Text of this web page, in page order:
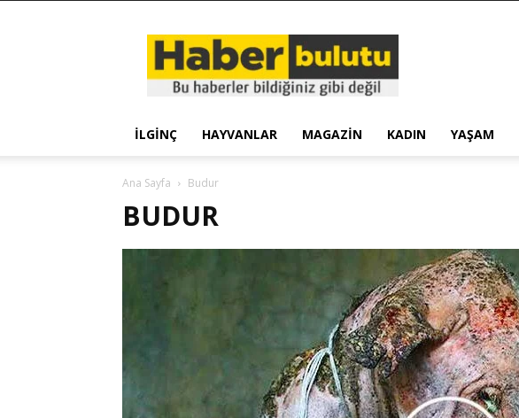
Haber
Bulutu
İLGINÇ HAYVANLAR MAGAZIN KADIN YAŞAM
Ana Sayfa Budur
BUDUR